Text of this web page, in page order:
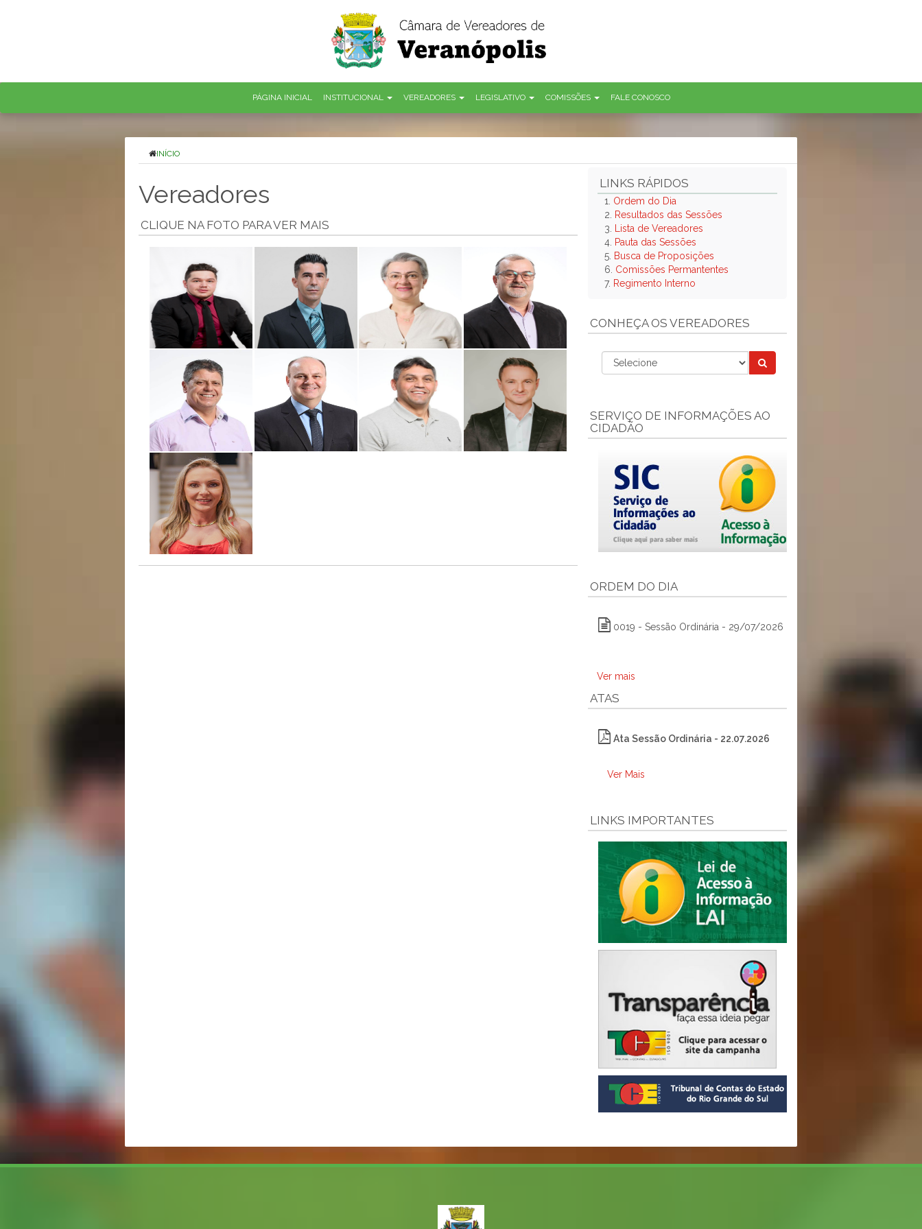
PÁGINA INICIAL INSTITUCIONAL VEREADORES LEGISLATIVO COMISSÕES FALE CONOSCO
INÍCIO
Vereadores
CLIQUE NA FOTO PARA VER MAIS
Ver. Rodrigo Felipe
Angonese Costa
(PSD)
Ver. Vanderlei
Zanotto (PP)
Ver.ª Suzane
Bertocco (PP)
Ver. Clóvis Antônio
Simioni (PP)
Ver. Eloi Cirino da
Silva (PSD)
Ver. Elias César
Nalin Dornelles
(PSD)
Ver. Rudivan de
Lara (PP)
Ver. Cleverson
Evandro Kufner
(MDB)
Ver.ª Adriane Maria
Parise (MDB)
LINKS RÁPIDOS
1. Ordem do Dia
2.
Resultados das Sessões
3.
Lista de Vereadores
4. Pauta das Sessões
5. Busca de Proposições
6. Comissões Permantentes
7. Regimento Interno
CONHEÇA OS VEREADORES
SERVIÇO DE INFORMAÇÕES AO
CIDADÃO
ORDEM DO DIA
0019 - Sessão Ordinária - 29/07/2026
Ver mais
ATAS
Ata Sessão Ordinária - 22.07.2026
Ver Mais
LINKS IMPORTANTES